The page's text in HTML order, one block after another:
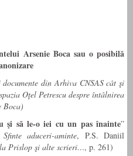
Arsenie Boca sau o posibilă
din Arhiva CNSAS cât şi
Oţel Petrescu despre întâlnirea
Boca)
să le-o iei cu un pas înainte”
Sfinte aduceri-aminte, P.S. Daniil
Prislop şi alte scrieri…, p. 261)